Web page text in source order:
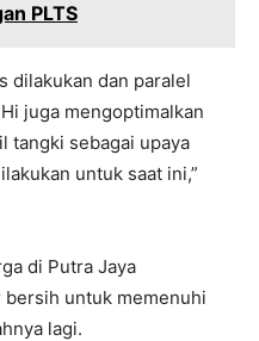
PLTS
dilakukan dan paralel
juga mengoptimalkan
tangki sebagai upaya
untuk saat ini,”
di Putra Jaya
bersih untuk memenuhi
lagi.